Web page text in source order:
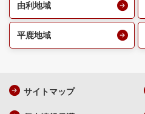
由利地域
平鹿地域
サイトマップ